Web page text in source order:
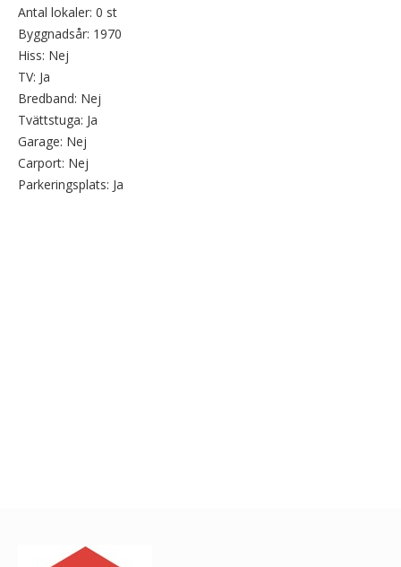
Antal lokaler: 0 st
Byggnadsår: 1970
Hiss: Nej
TV: Ja
Bredband: Nej
Tvättstuga: Ja
Garage: Nej
Carport: Nej
Parkeringsplats: Ja